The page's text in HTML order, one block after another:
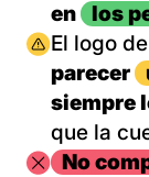
en
los
Imagen
El logo
parecer
siempre
que la
Imagen
No